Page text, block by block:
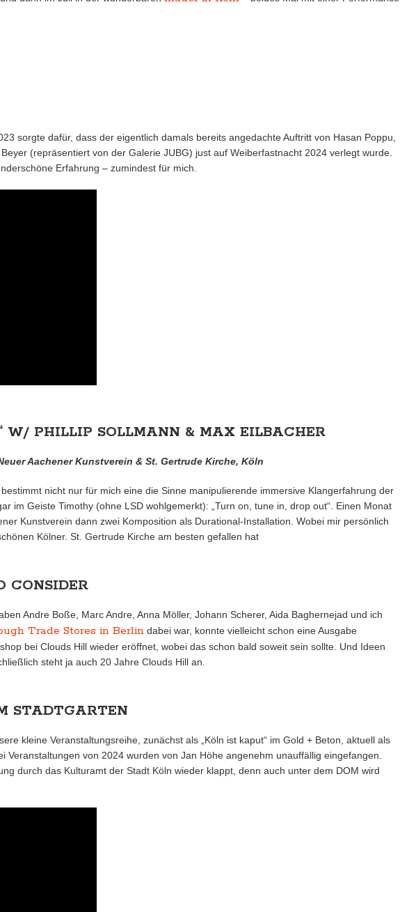
sorgte dafür, dass der eigentlich damals bereits angedachte Auftritt von Hasan Poppu,
(repräsentiert von der Galerie JUBG) just auf Weiberfastnacht 2024 verlegt wurde.
Erfahrung – zumindest für mich.
W/ PHILLIP SOLLMANN & MAX EILBACHER
Aachener Kunstverein & St. Gertrude Kirche, Köln
nicht nur für mich eine die Sinne manipulierende immersive Klangerfahrung der
im Geiste Timothy (ohne LSD wohlgemerkt): „Turn on, tune in, drop out“. Einen Monat
Kunstverein dann zwei Komposition als Durational-Installation. Wobei mir persönlich
Kölner. St. Gertrude Kirche am besten gefallen hat
CONSIDER
Andre Boße, Marc Andre, Anna Möller, Johann Scherer, Aida Baghernejad und ich
Trade Stores in Berlin dabei war, konnte vielleicht schon eine Ausgabe
bei Clouds Hill wieder eröffnet, wobei das schon bald soweit sein sollte. Und Ideen
steht ja auch 20 Jahre Clouds Hill an.
STADTGARTEN
kleine Veranstaltungsreihe, zunächst als „Köln ist kaput“ im Gold + Beton, aktuell als
Veranstaltungen von 2024 wurden von Jan Höhe angenehm unauffällig eingefangen.
durch das Kulturamt der Stadt Köln wieder klappt, denn auch unter dem DOM wird